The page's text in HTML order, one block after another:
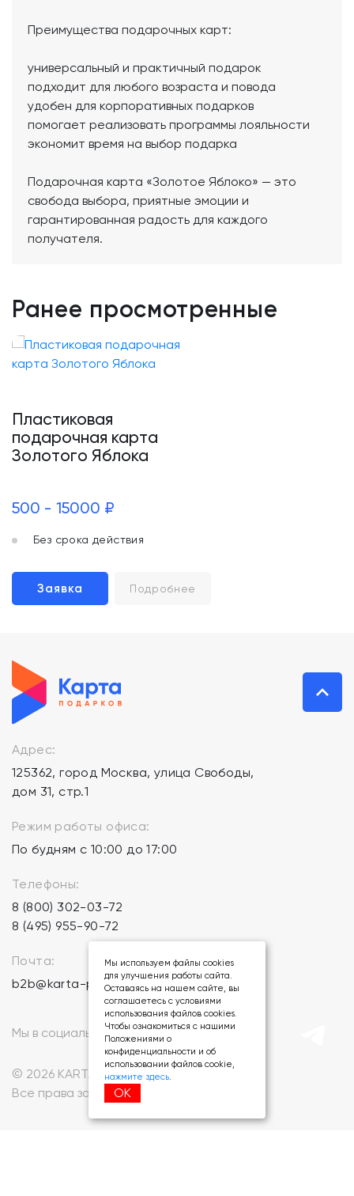
Преимущества подарочных карт:
универсальный и практичный подарок
подходит для любого возраста и повода
удобен для корпоративных подарков
помогает реализовать программы лояльности
экономит время на выбор подарка
Подарочная карта «Золотое Яблоко» — это
свобода выбора, приятные эмоции и
гарантированная радость для каждого
получателя.
Ранее просмотренные
Пластиковая
подарочная карта
Золотого Яблока
500 - 15000 ₽
Без срока действия
Заявка Подробнее
Адрес:
125362, город Москва, улица Свободы,
дом 31, стр.1
Режим работы офиса:
По будням с 10:00 до 17:00
Телефоны:
8 (800) 302-03-72
8 (495) 955-90-72
Почта:
b2b@karta-podarkov.ru
© 2026 KARTA-PODARKOV.RU.
Все права защищены.
Мы в социальных сетях:
Мы используем файлы cookies
для улучшения работы сайта.
Оставаясь на нашем сайте, вы
соглашаетесь с условиями
использования файлов cookies.
Чтобы ознакомиться с нашими
Положениями о
конфиденциальности и об
использовании файлов cookie,
нажмите здесь.
ОК